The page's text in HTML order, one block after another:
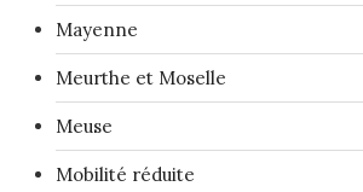
Mayenne
Meurthe et Moselle
Meuse
Mobilité réduite